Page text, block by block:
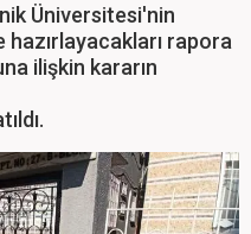
Üniversitesi'nin
hazırlayacakları rapora
ilişkin kararın